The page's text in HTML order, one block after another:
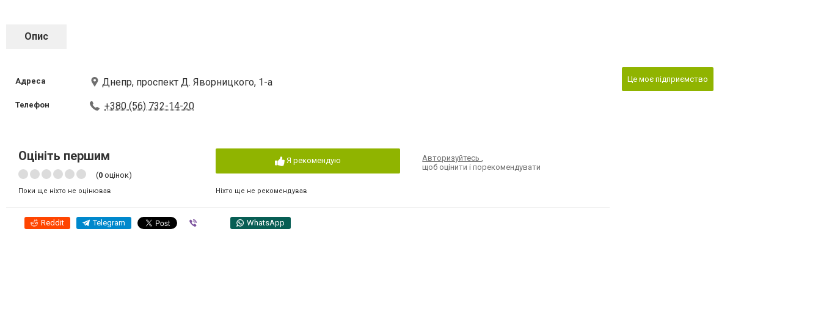
Опис
Адреса Днепр, проспект Д. Яворницкого, 1-а
Телефон +380 (56) 732-14-20
Оцініть першим
(0 оцінок)
Поки ще ніхто не оцінював
Я рекомендую
Ніхто ще не рекомендував
Авторизуйтесь,
щоб оцінити і порекомендувати
Reddit Telegram WhatsApp
Це моє підприємство